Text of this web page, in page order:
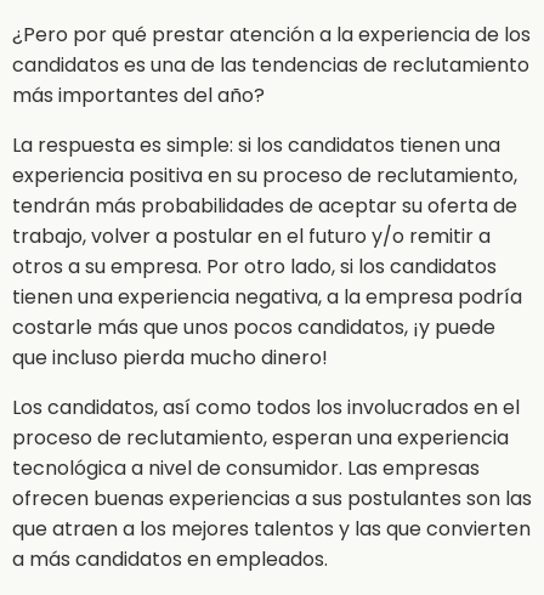
¿Pero por qué prestar atención a la experiencia de los
candidatos es una de las tendencias de reclutamiento
más importantes del año?
La respuesta es simple: si los candidatos tienen una
experiencia positiva en su proceso de reclutamiento,
tendrán más probabilidades de aceptar su oferta de
trabajo, volver a postular en el futuro y/o remitir a
otros a su empresa. Por otro lado, si los candidatos
tienen una experiencia negativa, a la empresa podría
costarle más que unos pocos candidatos, ¡y puede
que incluso pierda mucho dinero!
Los candidatos, así como todos los involucrados en el
proceso de reclutamiento, esperan una experiencia
tecnológica a nivel de consumidor. Las empresas
ofrecen buenas experiencias a sus postulantes son las
que atraen a los mejores talentos y las que convierten
a más candidatos en empleados.